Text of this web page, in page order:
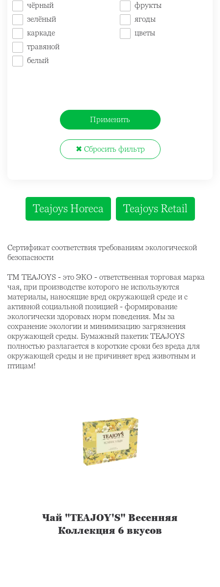
чёрный
зелёный
каркаде
травяной
белый
фрукты
ягоды
цветы
Teajoys Horeca Teajoys Retail
Сертификат соответствия требованиям экологической
безопасности
ТМ TEAJOYS - это ЭКО - ответственная торговая марка
чая, при производстве которого не используются
материалы, наносящие вред окружающей среде и с
активной социальной позицией - формирование
экологически здоровых норм поведения. Мы за
сохранение экологии и минимизацию загрязнения
окружающей среды. Бумажный пакетик TEAJOYS
полностью разлагается в короткие сроки без вреда для
окружающей среды и не причиняет вред животным и
птицам!
Чай "TEAJOY'S" Весенняя
Коллекция 6 вкусов